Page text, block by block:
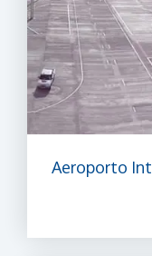
Aeroporto